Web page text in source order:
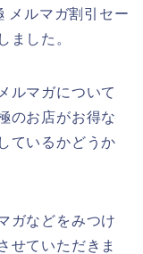
メルマガ割引セー
ました。
ルマガについて
のお店がお得な
ているかどうか
ガなどをみつけ
せていただきま